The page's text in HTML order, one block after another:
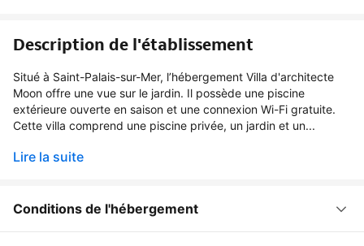
Description de l'établissement
Situé à Saint-Palais-sur-Mer, l’hébergement Villa d'architecte
Moon offre une vue sur le jardin. Il possède une piscine
extérieure ouverte en saison et une connexion Wi-Fi gratuite.
Cette villa comprend une piscine privée, un jardin et un...
Lire la suite
Conditions de l'hébergement